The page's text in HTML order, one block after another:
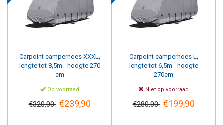
Carpoint camperhoes XXXL,
lengte tot 8,5m - hoogte 270
cm
Op voorraad
€320,00 €239,90
Carpoint camperhoes L,
lengte tot 6,5m - hoogte
270cm
Niet op voorraad
€280,00 €199,90